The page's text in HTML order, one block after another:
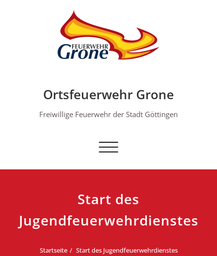
Ortsfeuerwehr Grone
Freiwillige Feuerwehr der Stadt Göttingen
Schalte Navigation
Start des
Jugendfeuerwehrdienstes
Startseite Start des Jugendfeuerwehrdienstes